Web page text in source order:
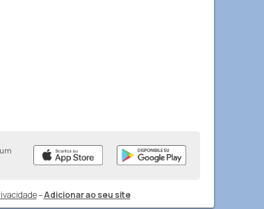
–Adicionar ao seu site